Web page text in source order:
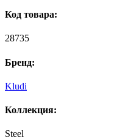
Код товара:
28735
Бренд:
Kludi
Коллекция:
Steel